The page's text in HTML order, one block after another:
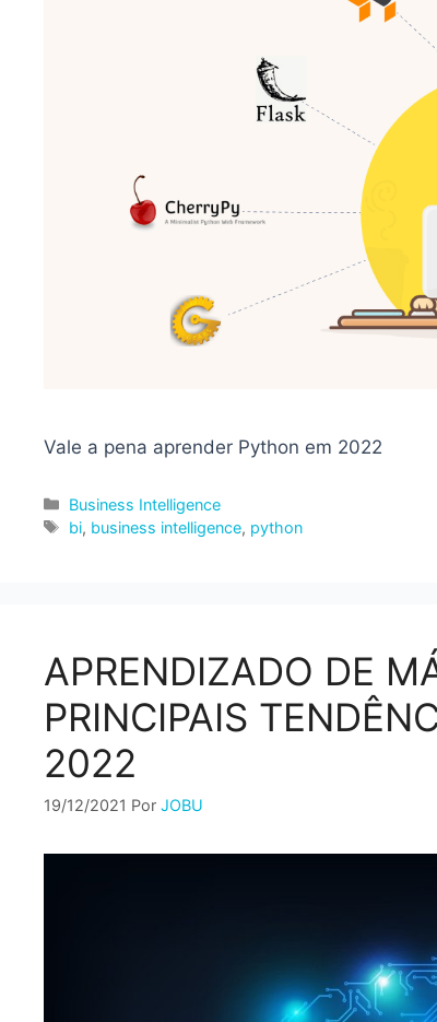
Vale a pena aprender Python em 2022
Categorias
Business Intelligence
Tags
bi, business intelligence, python
APRENDIZADO DE
PRINCIPAIS
2022
19/12/2021 Por JOBU